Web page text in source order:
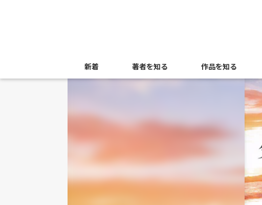
新着 著者を知る 作品を知る